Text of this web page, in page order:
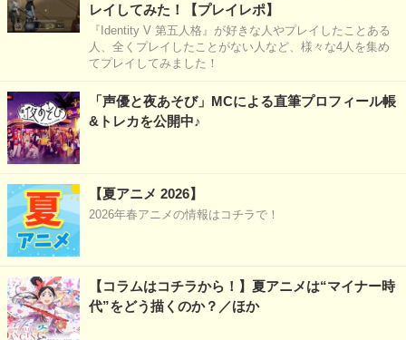
レイしてみた！【プレイレポ】
『Identity V 第五人格』が好きな人やプレイしたことある
人、全くプレイしたことがない人など、様々な4人を集め
てプレイしてみました！
「声優と夜あそび」MCによる直筆プロフィール帳
&トレカを公開中♪
【夏アニメ 2026】
2026年春アニメの情報はコチラで！
【コラムはコチラから！】夏アニメは“マイナー時
代”をどう描くのか？／ほか